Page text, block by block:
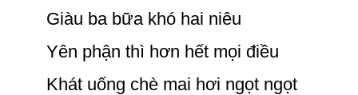
Giàu ba bữa khó hai niêu
Yên phận thì hơn hết mọi điều
Khát uống chè mai hơi ngọt ngọt